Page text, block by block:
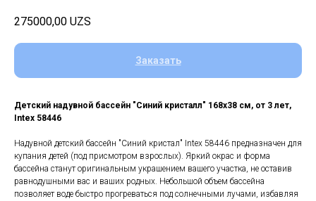
275000,00 UZS
Заказать
Детский надувной бассейн "Синий кристалл" 168х38 см, от 3 лет,
Intex 58446
Надувной детский бассейн "Синий кристал" Intex 58446 предназначен для
купания детей (под присмотром взрослых). Яркий окрас и форма
бассейна станут оригинальным украшением вашего участка, не оставив
равнодушными вас и ваших родных. Небольшой объем бассейна
позволяет воде быстро прогреваться под солнечными лучами, избавляя